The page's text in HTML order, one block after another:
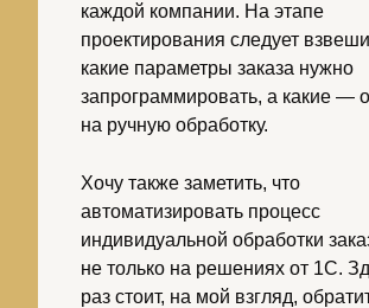
каждой компании. На этапе
проектирования следует
какие параметры заказа нужно
запрограммировать, а какие —
на ручную обработку.
Хочу также заметить, что
автоматизировать процесс
индивидуальной обработки
не только на решениях от 1С.
раз стоит, на мой взгляд,